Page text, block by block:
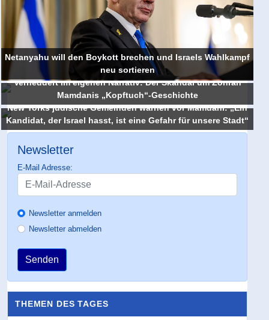
Netanyahu will den Boykott brechen und Israels Wahlkampf
neu sortieren
Verheddert im eigenen Narrativ: Der Skandal um Zohran
Mamdanis „Kopftuch“-Geschichte
New Yorks jüdische Gemeinden warnen vor Mamdani: „Ein
Kandidat, der Israel hasst, ist eine Gefahr für unsere Stadt“
Newsletter
E-Mail Adresse:
Newsletter anmelden
Newsletter abmelden
Senden
THEMEN DES TAGES